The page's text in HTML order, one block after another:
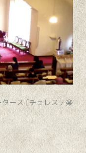
ース [チェレステ楽